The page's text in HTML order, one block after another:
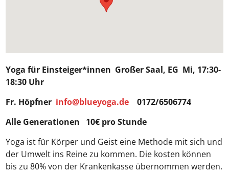
Yoga für Einsteiger*innen Großer Saal, EG Mi, 17:30-
18:30 Uhr
Fr. Höpfner info@blueyoga.de 0172/6506774
Alle Generationen 10€ pro Stunde
Yoga ist für Körper und Geist eine Methode mit sich und
der Umwelt ins Reine zu kommen. Die kosten können
bis zu 80% von der Krankenkasse übernommen werden.